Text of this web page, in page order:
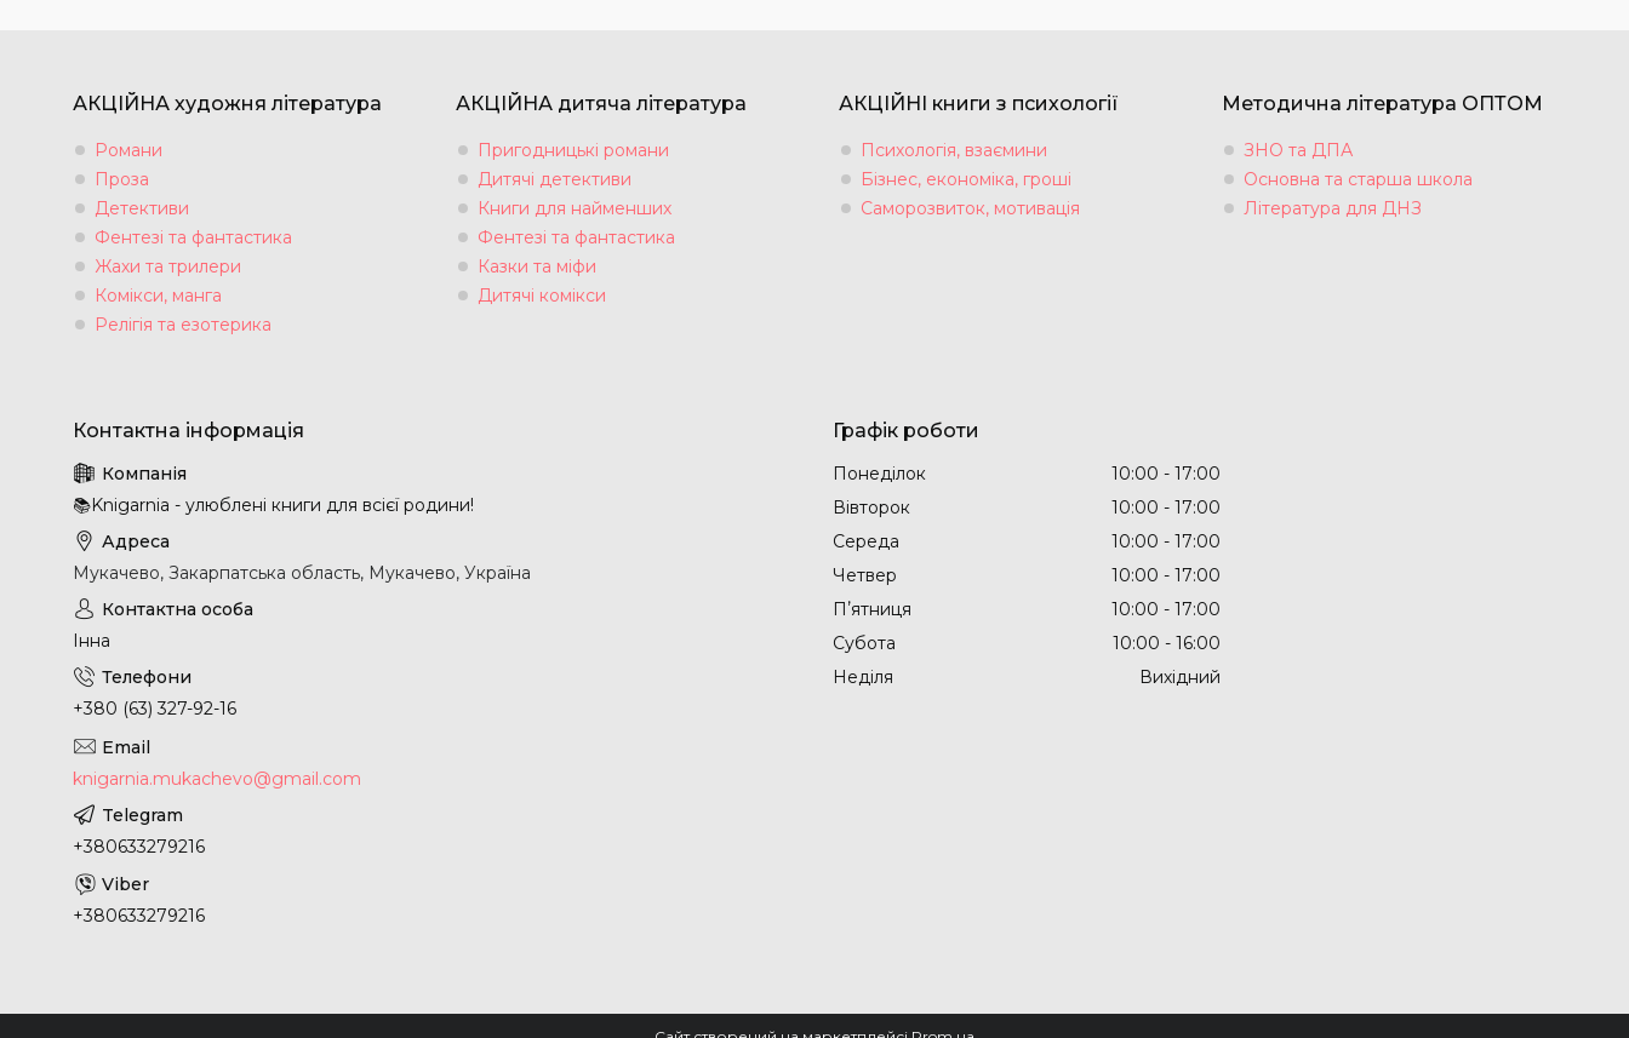
АКЦІЙНА художня література
Романи
Проза
Детективи
Фентезі та фантастика
Жахи та трилери
Комікси, манга
Релігія та езотерика
АКЦІЙНА дитяча література
Пригодницькі романи
Дитячі детективи
Книги для найменших
Фентезі та фантастика
Казки та міфи
Дитячі комікси
АКЦІЙНІ книги з психології
Психологія, взаємини
Бізнес, економіка, гроші
Саморозвиток, мотивація
Методична література ОПТОМ
ЗНО та ДПА
Основна та старша школа
Література для ДНЗ
📚Knigarnia - улюблені книги для всієї родини!
Мукачево, Закарпатська область, Мукачево, Україна
Інна
+380 (63) 327-92-16
knigarnia.mukachevo@gmail.com
+380633279216
+380633279216
Графік роботи
Понеділок 10:00
17:00
Вівторок
10:00
17:00
Середа
10:00
17:00
Четвер
10:00
17:00
Пʼятниця
10:00
17:00
Субота
10:00
16:00
Неділя
Вихідний